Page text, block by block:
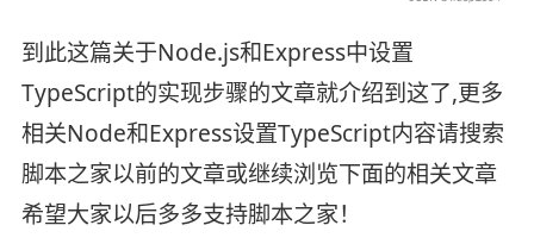
到此这篇关于Node.js和Express中设置
TypeScript的实现步骤的文章就介绍到这了,更多
相关Node和Express设置TypeScript内容请搜索
脚本之家以前的文章或继续浏览下面的相关文章
希望大家以后多多支持脚本之家！